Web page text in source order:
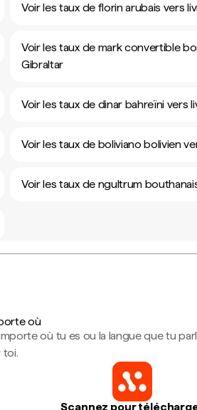
Voir les taux de florin arubais vers
Voir les taux de mark convertible
Gibraltar
Voir les taux de dinar bahreïni vers
Voir les taux de boliviano bolivien
Voir les taux de ngultrum
où
où tu es ou la langue que tu
toi.
Scannez pour